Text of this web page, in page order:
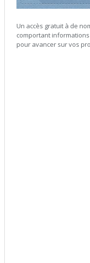
Un accès gratuit à de
comportant
pour avancer sur vos